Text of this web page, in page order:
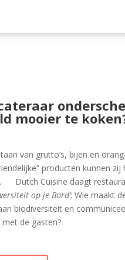
mooier te
van grutto’s, bijen en
producten kunnen zij
Dutch Cuisine daagt
op je Bord’; Wie maakt
biodiversiteit en
de gasten?